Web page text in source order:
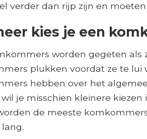
verder dan rijp zijn en
kies je een
worden gegeten als
plukken voordat ze te lui
hebben over het
je misschien kleinere
de meeste